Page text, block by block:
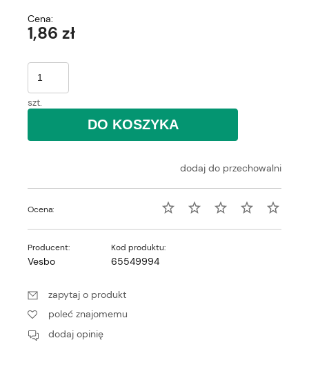
Cena:
1,86 zł
szt.
DO KOSZYKA
dodaj do przechowalni
Ocena:
Producent:
Vesbo
Kod produktu:
65549994
zapytaj o produkt
poleć znajomemu
dodaj opinię